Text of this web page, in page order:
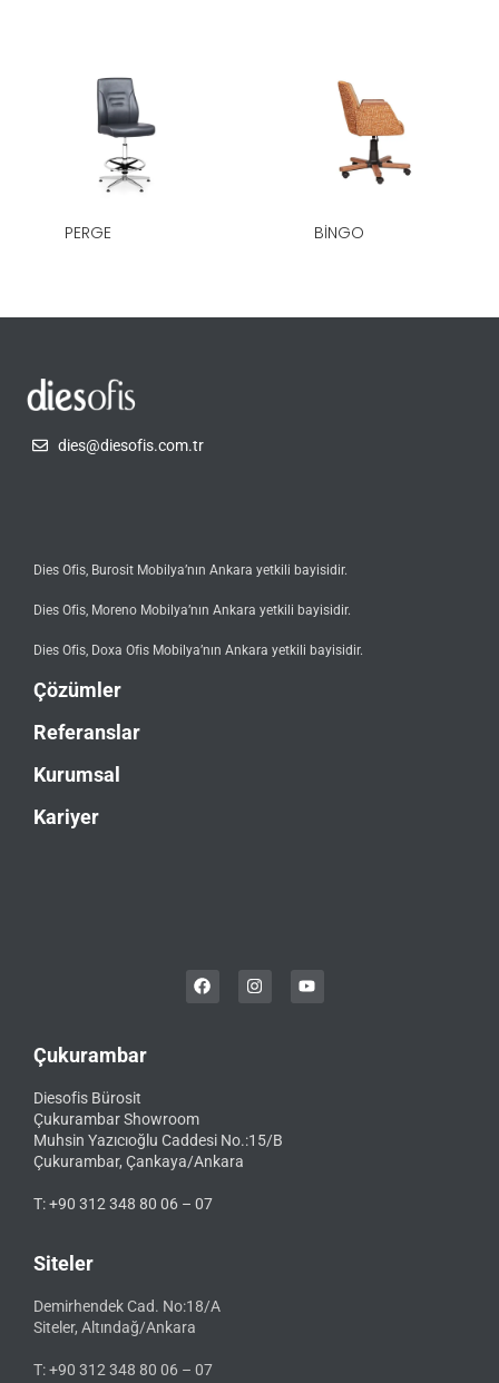
PERGE BINGO
dies@diesofis.com.tr
Dies Ofis, Burosit Mobilya’nın Ankara yetkili bayisidir.
Dies Ofis, Moreno Mobilya’nın Ankara yetkili bayisidir.
Dies Ofis, Doxa Ofis Mobilya’nın Ankara yetkili bayisidir.
Çözümler
Referanslar
Kurumsal
Kariyer
Çukurambar
Diesofis Bürosit
Çukurambar Showroom
Muhsin Yazıcıoğlu Caddesi No.:15/B
Çukurambar, Çankaya/Ankara
T: +90 312 348 80 06 – 07
Siteler
Demirhendek Cad. No:18/A
Siteler, Altındağ/Ankara
T: +90 312 348 80 06 – 07